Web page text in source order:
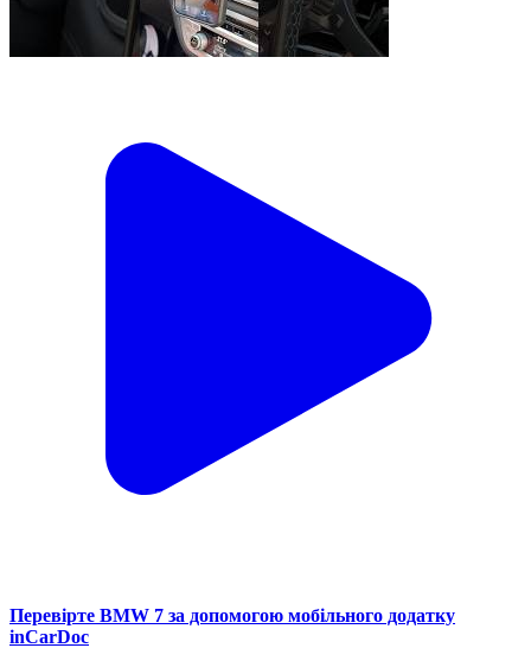
Перевірте BMW 7 за допомогою мобільного додатку
inCarDoc